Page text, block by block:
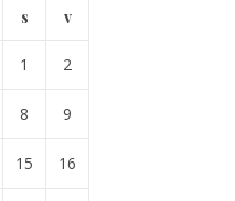
s v
1 2
8 9
15 16